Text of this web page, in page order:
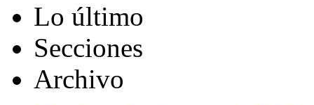
Lo último
Secciones
Archivo